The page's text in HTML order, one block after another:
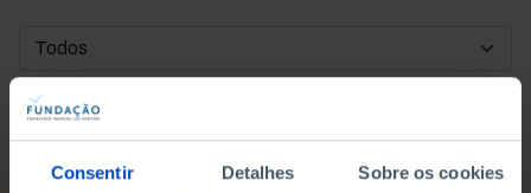
Consentir Detalhes Sobre os cookies
DATA DE INÍCIO
DATA DE FIM